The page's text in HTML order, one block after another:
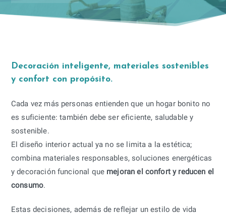
Decoración inteligente, materiales sostenibles
y confort con propósito.
Cada vez más personas entienden que un hogar bonito no
es suficiente: también debe ser eficiente, saludable y
sostenible.
El diseño interior actual ya no se limita a la estética;
combina materiales responsables, soluciones energéticas
y decoración funcional que mejoran el confort y reducen el
consumo.
Estas decisiones, además de reflejar un estilo de vida